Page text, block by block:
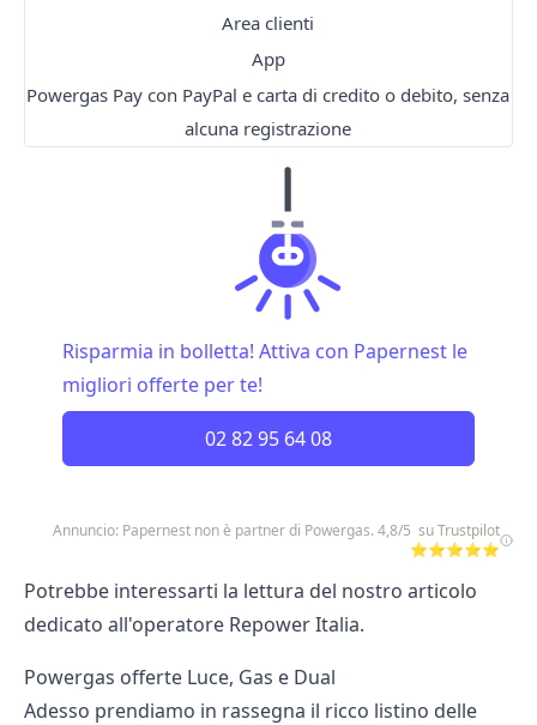
Area clienti
App
Powergas Pay con PayPal e carta di credito o debito, senza
alcuna registrazione
Risparmia in bolletta! Attiva con Papernest le
migliori offerte per te!
02 82 95 64 08
Annuncio: Papernest non è partner di Powergas. 4,8/5 su Trustpilot
⭐⭐⭐⭐⭐
Potrebbe interessarti la lettura del nostro articolo
dedicato all'operatore Repower Italia.
Powergas offerte Luce, Gas e Dual
Adesso prendiamo in rassegna il ricco listino delle